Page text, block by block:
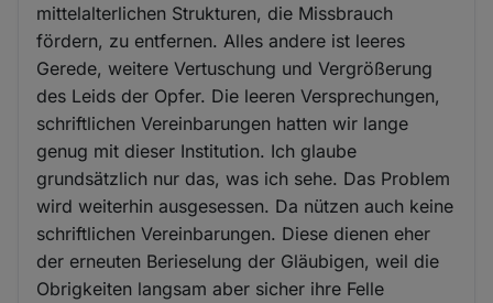
mittelalterlichen Strukturen, die Missbrauch
fördern, zu entfernen. Alles andere ist leeres
Gerede, weitere Vertuschung und Vergrößerung
des Leids der Opfer. Die leeren Versprechungen,
schriftlichen Vereinbarungen hatten wir lange
genug mit dieser Institution. Ich glaube
grundsätzlich nur das, was ich sehe. Das Problem
wird weiterhin ausgesessen. Da nützen auch keine
schriftlichen Vereinbarungen. Diese dienen eher
der erneuten Berieselung der Gläubigen, weil die
Obrigkeiten langsam aber sicher ihre Felle